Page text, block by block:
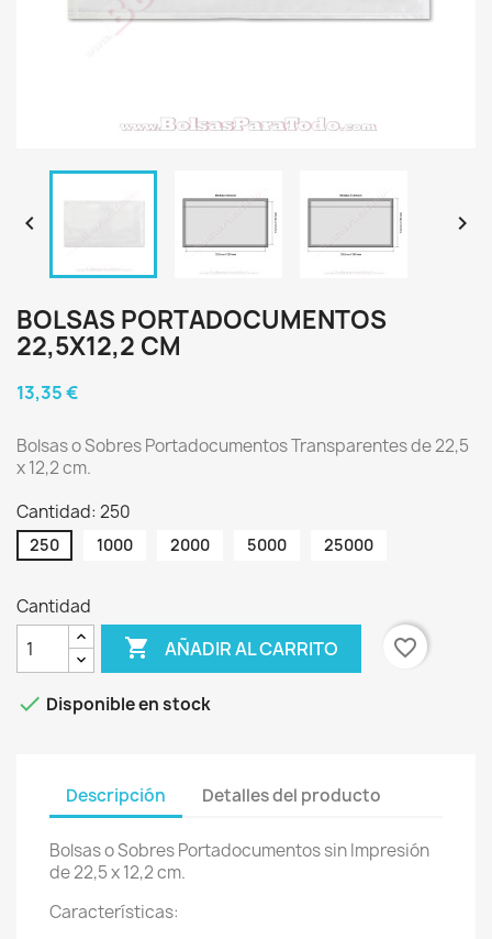
 
BOLSAS PORTADOCUMENTOS
22,5X12,2 CM
13,35 €
Bolsas o Sobres Portadocumentos Transparentes de 22,5
x 12,2 cm.
Cantidad: 250
250 1000 2000 5000 25000
Cantidad
 AÑADIR AL CARRITO favorite_border
 Disponible en stock
Descripción Detalles del producto
Bolsas o Sobres Portadocumentos sin Impresión
de 22,5 x 12,2 cm.
Características: